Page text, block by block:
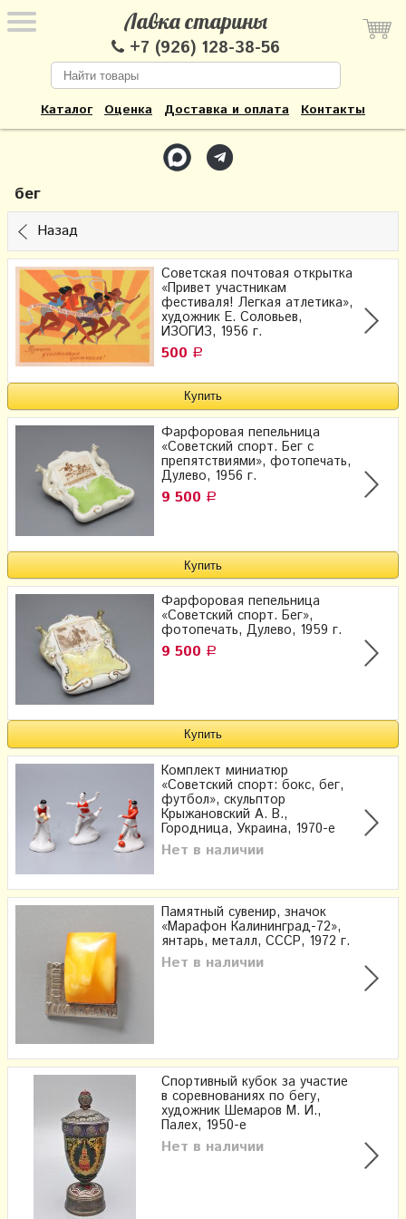
Лавка старины
+7 (926) 128-38-56
Каталог Оценка Доставка и оплата Контакты
бег
Назад
Советская почтовая открытка
«Привет участникам
фестиваля! Легкая атлетика»,
художник Е. Соловьев,
ИЗОГИЗ, 1956 г.
500 Р
Фарфоровая пепельница
«Советский спорт. Бег с
препятствиями», фотопечать,
Дулево, 1956 г.
9 500 Р
Фарфоровая пепельница
«Советский спорт. Бег»,
фотопечать, Дулево, 1959 г.
9 500 Р
Комплект миниатюр
«Советский спорт: бокс, бег,
футбол», скульптор
Крыжановский А. В.,
Городница, Украина, 1970-е
Нет в наличии
Памятный сувенир, значок
«Марафон Калининград-72»,
янтарь, металл, СССР, 1972 г.
Нет в наличии
Спортивный кубок за участие
в соревнованиях по бегу,
художник Шемаров М. И.,
Палех, 1950-е
Нет в наличии